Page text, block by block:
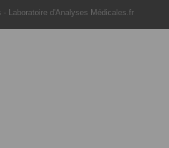
- Laboratoire d'Analyses Médicales.fr